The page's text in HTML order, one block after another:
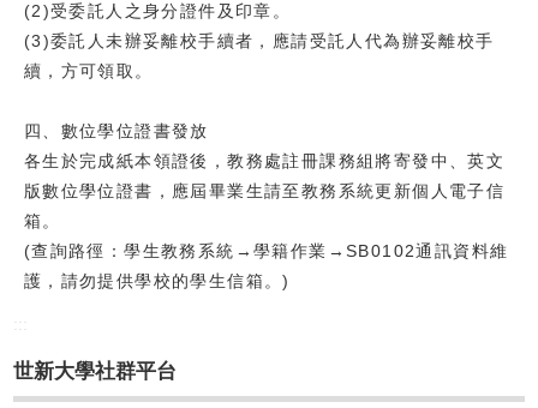
(2)受委託人之身分證件及印章。
(3)委託人未辦妥離校手續者，應請受託人代為辦妥離校手
續，方可領取。
四、數位學位證書發放
各生於完成紙本領證後，教務處註冊課務組將寄發中、英文
版數位學位證書，應屆畢業生請至教務系統更新個人電子信
箱。
(查詢路徑：學生教務系統→學籍作業→SB0102通訊資料維
護，請勿提供學校的學生信箱。)
世新大學社群平台